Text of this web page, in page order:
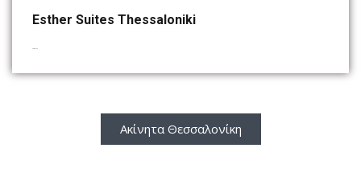
Esther Suites Thessaloniki
Ακίνητα Θεσσαλονίκη